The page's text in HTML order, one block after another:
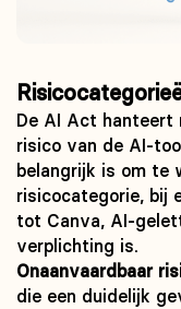
De AI Act hanteert
risico van de AI-
belangrijk is om te
risicocategorie, bij
tot Canva, AI-
verplichting is.
Onaanvaardbaar
die een duidelijk